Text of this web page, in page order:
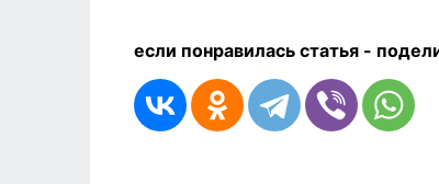
если понравилась статья - п